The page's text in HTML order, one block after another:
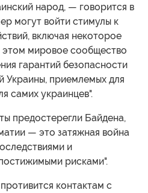
народ, — говорится в
могут войти стимулы к
включая некоторое
этом мировое сообщество
гарантий безопасности
Украины, приемлемых для
самих украинцев".
предостерегли Байдена,
— это затяжная война
и
рисками".
контактам с